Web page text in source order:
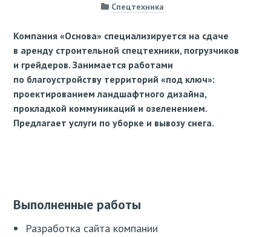
Спецтехника
Компания «Основа» специализируется на сдаче
в аренду строительной спецтехники, погрузчиков
и грейдеров. Занимается работами
по благоустройству территорий «под ключ»:
проектированием ландшафтного дизайна,
прокладкой коммуникаций и озеленением.
Предлагает услуги по уборке и вывозу снега.
Выполненные работы
Разработка сайта компании